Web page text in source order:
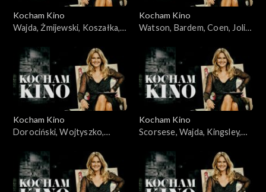
Kocham Kino
Wajda, Żmijewski, Koszałka,
Kocham Kino
Watson, Bardem, Coen, Jolie,
Kocham Kino
Dorociński, Wojtyszko,
Kocham Kino
Scorsese, Wajda, Kingsley,